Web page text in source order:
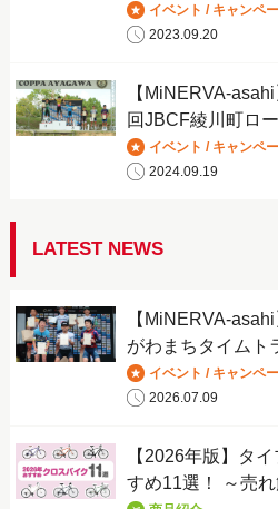
イベント / キャンペ
2023.09.20
【MiNERVA-
回JBCF綾川町ロ
イベント / キャンペ
2024.09.19
LATEST NEWS
【MiNERVA-
がわまちタイムト
イベント / キャンペ
2026.07.09
【2026年版】タ
すめ11選！ ～売